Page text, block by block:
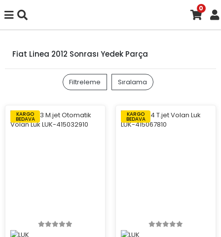
0
Fiat Linea 2012 Sonrası Yedek Parça
Filtreleme Sıralama
KARGO
BEDAVA
KARGO
BEDAVA